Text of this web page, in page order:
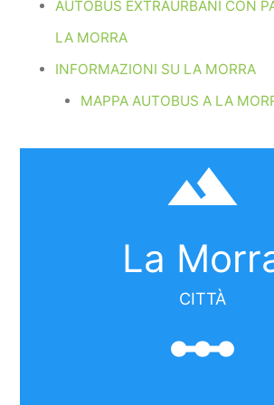
AUTOBUS EXTRAURBANI CON
LA MORRA
INFORMAZIONI SU LA MORRA
MAPPA AUTOBUS A LA
filter_hdr
La
CITTÀ
linear_scale